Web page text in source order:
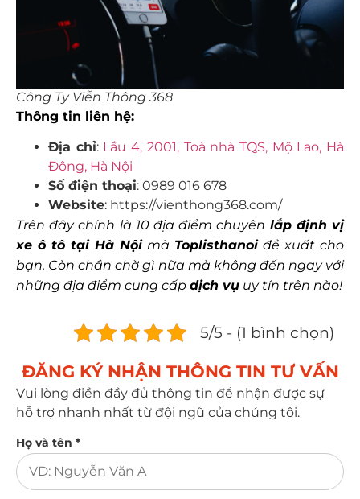
Công Ty Viễn Thông 368
Thông tin liên hệ:
Địa chỉ: Lầu 4, 2001, Toà nhà TQS, Mộ Lao, Hà
Đông, Hà Nội
Số điện thoại: 0989 016 678
Website: https://vienthong368.com/
Trên đây chính là 10 địa điểm chuyên lắp định vị
xe ô tô tại Hà Nộimà Toplisthanoiđề xuất cho
bạn. Còn chần chờ gì nữa mà không đến ngay với
những địa điểm cung cấp dịch vụ uy tín trên nào!
5/5 - (1 bình chọn)
ĐĂNG KÝ NHẬN THÔNG TIN TƯ VẤN​
Vui lòng điền đầy đủ thông tin để nhận được sự
hỗ trợ nhanh nhất từ đội ngũ của chúng tôi.
Họ và tên *